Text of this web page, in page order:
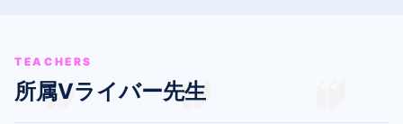
TEACHERS
所属Vライバー先生